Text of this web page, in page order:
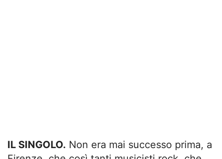
IL SINGOLO. Non era mai successo prima, a